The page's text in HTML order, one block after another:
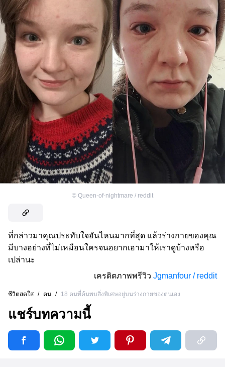
© Queen-of-nightmare / reddit
ที่กล่าวมาคุณประทับใจอันไหนมากที่สุด แล้วร่างกายของคุณ
มีบางอย่างที่ไม่เหมือนใครจนอยากเอามาให้เราดูบ้างหรือ
เปล่านะ
เครดิตภาพพรีวิว Jgmanfour / reddit
ชีวิตสดใส / คน / 18 คนที่ค้นพบสิ่งพิเศษอยู่บนร่างกายของตนเอง
แชร์บทความนี้